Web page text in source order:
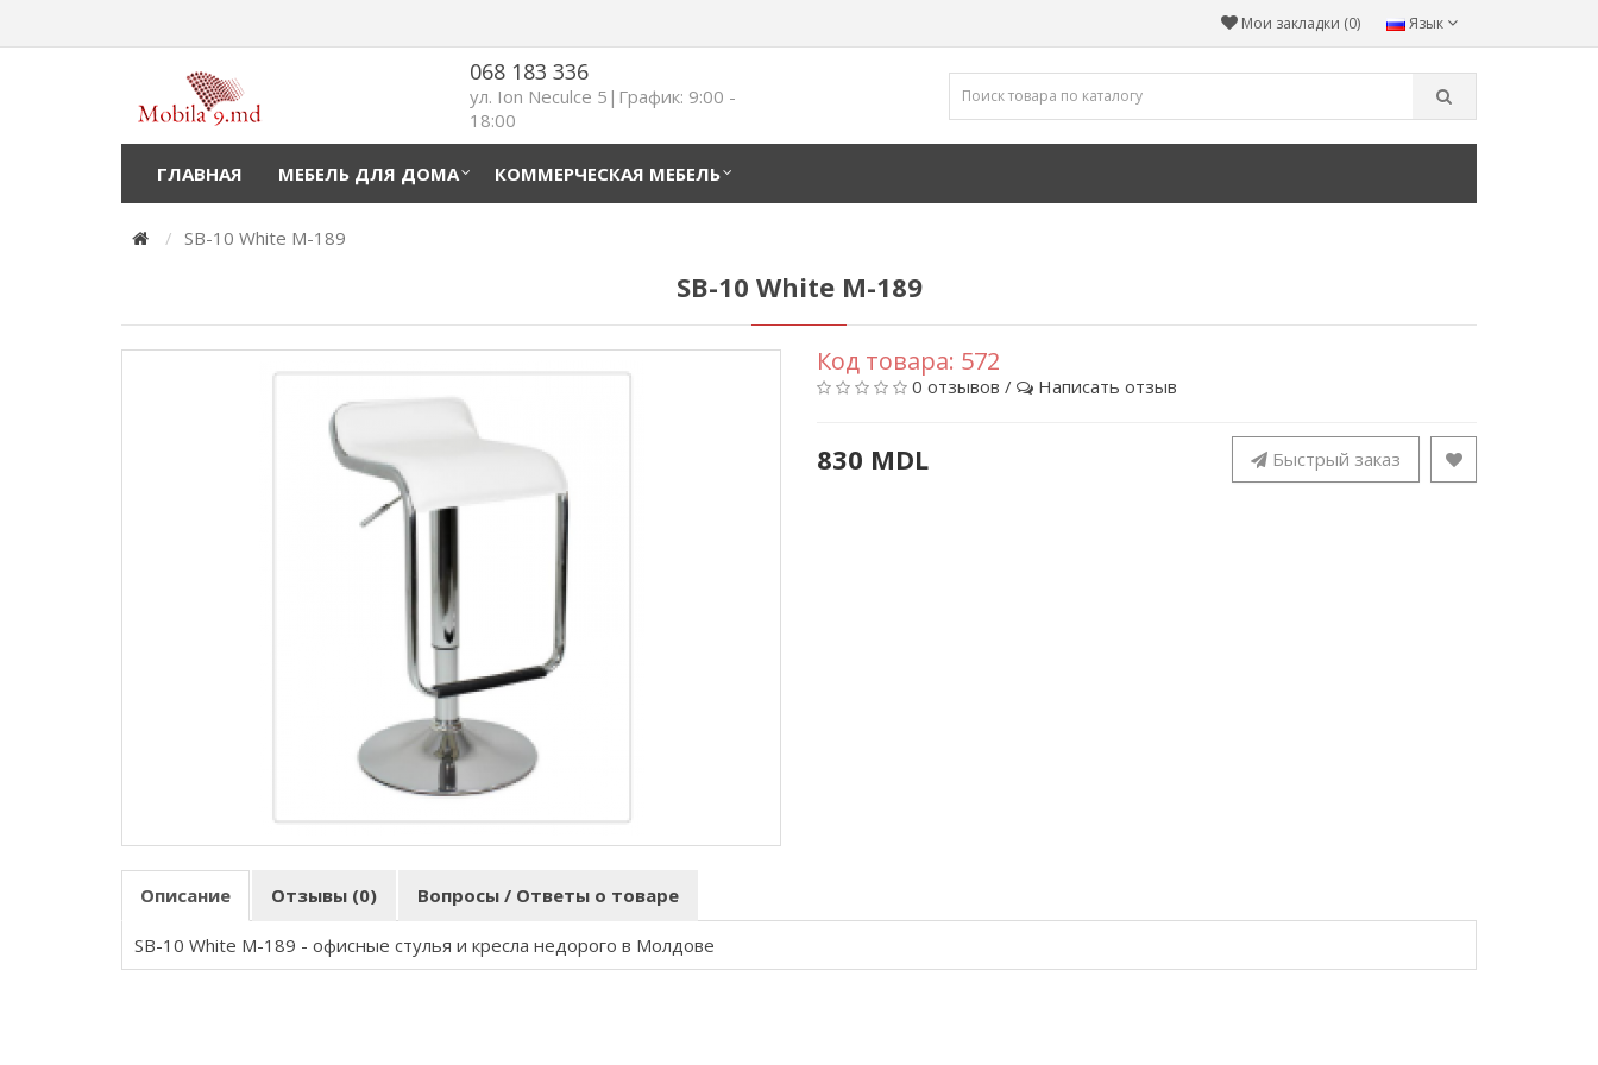
Язык
Мои закладки (0)
068 183 336
ул. Ion Neculce 5|График: 9:00 -
18:00
ГЛАВНАЯ МЕБЕЛЬ ДЛЯ ДОМА КОММЕРЧЕСКАЯ МЕБЕЛЬ
SB-10 White M-189
SB-10 White M-189
Код товара: 572
0 отзывов / Написать отзыв
830 MDL Быстрый заказ
Описание Отзывы (0) Вопросы / Ответы о товаре
SB-10 White M-189 - офисные стулья и кресла недорого в Молдове